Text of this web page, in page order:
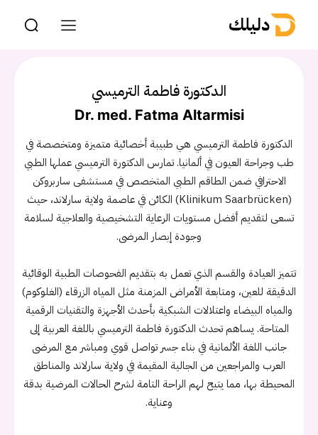
دليلك
الدكتورة فاطمة الترميسي
Dr. med. Fatma Altarmisi
الدكتورة فاطمة الترميسي هي طبيبة أخصائية متميزة ومتخصصة في
طب وجراحة العيون في ألمانيا. تمارس الدكتورة الترميسي عملها الطبي
الاحترافي ضمن الطاقم الطبي المتخصص في مستشفى ساربروكن
(Klinikum Saarbrücken) الكائن في عاصمة ولاية سارلاند، حيث
تسعى لتقديم أفضل مستويات الرعاية التشخيصية والعلاجية لسلامة
وجودة إبصار المرضى.
تتميز العيادة والقسم الذي تعمل به بتقديم الفحوصات الطبية الوقائية
الدقيقة للعين، ومتابعة الأمراض المزمنة مثل المياه الزرقاء (الغلوكوم)
والمياه البيضاء واعتلالات الشبكية بأحدث الأجهزة والتقنيات الرقمية
المتاحة. يساهم تحدث الدكتورة فاطمة الترميسي باللغة العربية إلى
جانب اللغة الألمانية في بناء جسر تواصل قوي ومباشر مع المرضى
العرب والمراجعين من الجالية المقيمة في ولاية سارلاند والمناطق
المحيطة بها، مما يتيح لهم الراحة التامة لشرح الحالات المرضية بدقة
وعناية.